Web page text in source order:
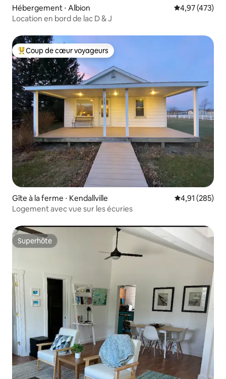
Hébergement ⋅ Albion Évaluation
4,97 (473)
Location en bord de lac D & J
Coups de cœur voyageurs les plus appréciés
Coup de cœur voyageurs
Gîte à la ferme ⋅ Kendallville Évaluation
4,91 (285)
Logement avec vue sur les écuries
Superhôte
Superhôte